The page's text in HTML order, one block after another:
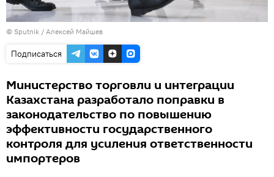
© Sputnik / Алексей Майшев
Подписаться
Министерство торговли и интеграции
Казахстана разработало поправки в
законодательство по повышению
эффективности государственного
контроля для усиления ответственности
импортеров